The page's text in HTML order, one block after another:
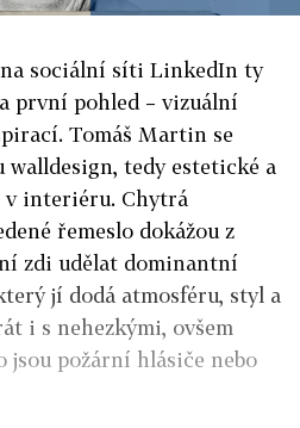
sociální síti LinkedIn ty
první pohled – vizuální
Tomáš Martin se
walldesign, tedy estetické a
v interiéru. Chytrá
řemeslo dokážou z
zdi udělat dominantní
jí dodá atmosféru, styl a
i s nehezkými, ovšem
jsou požární hlásiče nebo